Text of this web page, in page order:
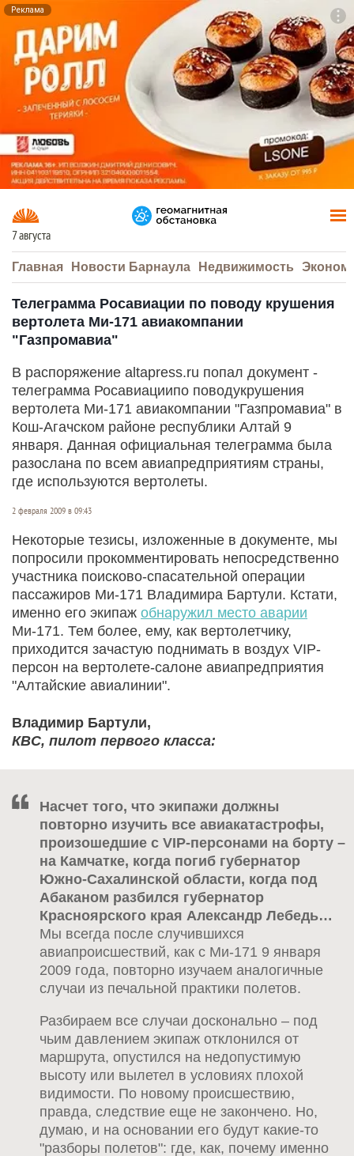
Реклама
7 августа
Главная Новости Барнаула Недвижимость
Телеграмма Росавиации по поводу крушения
вертолета Ми-171 авиакомпании
"Газпромавиа"
В распоряжение altapress.ru попал документ -
телеграмма Росавиациипо поводукрушения
вертолета Ми-171 авиакомпании "Газпромавиа" в
Кош-Агачском районе республики Алтай 9
января. Данная официальная телеграмма была
разослана по всем авиапредприятиям страны,
где используются вертолеты.
2 февраля 2009 в 09:43
Некоторые тезисы, изложенные в документе, мы
попросили прокомментировать непосредственно
участника поисково-спасательной операции
пассажиров Ми-171 Владимира Бартули. Кстати,
именно его экипаж обнаружил место аварии
Ми-171. Тем более, ему, как вертолетчику,
приходится зачастую поднимать в воздух VIP-
персон на вертолете-салоне авиапредприятия
"Алтайские авиалинии".
Владимир Бартули,
КВС, пилот первого класса:
Насчет того, что экипажи должны
повторно изучить все авиакатастрофы,
произошедшие с VIP-персонами на борту –
на Камчатке, когда погиб губернатор
Южно-Сахалинской области, когда под
Абаканом разбился губернатор
Красноярского края Александр Лебедь…
Мы всегда после случившихся
авиапроисшествий, как с Ми-171 9 января
2009 года, повторно изучаем аналогичные
случаи из печальной практики полетов.
Разбираем все случаи досконально – под
чьим давлением экипаж отклонился от
маршрута, опустился на недопустимую
высоту или вылетел в условиях плохой
видимости. По новому происшествию,
правда, следствие еще не закончено. Но,
думаю, и на основании его будут какие-то
"разборы полетов": где, как, почему именно